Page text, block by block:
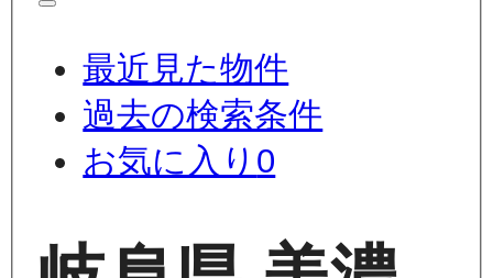
最近見た物件
過去の検索条件
お気に入り 0